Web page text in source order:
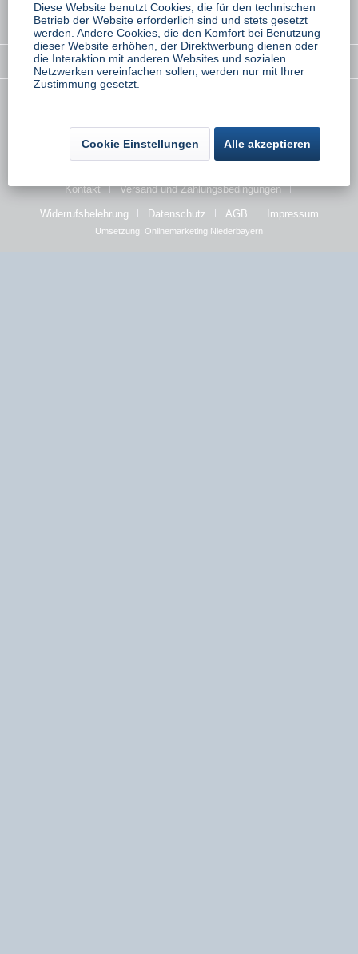
Interessantes
Rechtliches
* Alle Preise inkl. gesetzl. Mehrwertsteuer zzgl. Versandkostenwenn nicht
anders beschrieben
Kontakt Versand und Zahlungsbedingungen
Widerrufsbelehrung Datenschutz AGB Impressum
Umsetzung: Onlinemarketing Niederbayern
Diese Website benutzt Cookies, die für den technischen
Betrieb der Website erforderlich sind und stets gesetzt
werden. Andere Cookies, die den Komfort bei Benutzung
dieser Website erhöhen, der Direktwerbung dienen oder
die Interaktion mit anderen Websites und sozialen
Netzwerken vereinfachen sollen, werden nur mit Ihrer
Zustimmung gesetzt.
Cookie Einstellungen Alle akzeptieren